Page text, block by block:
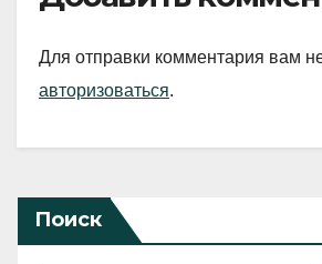
Для отправки комментария вам
авторизоваться.
Поиск